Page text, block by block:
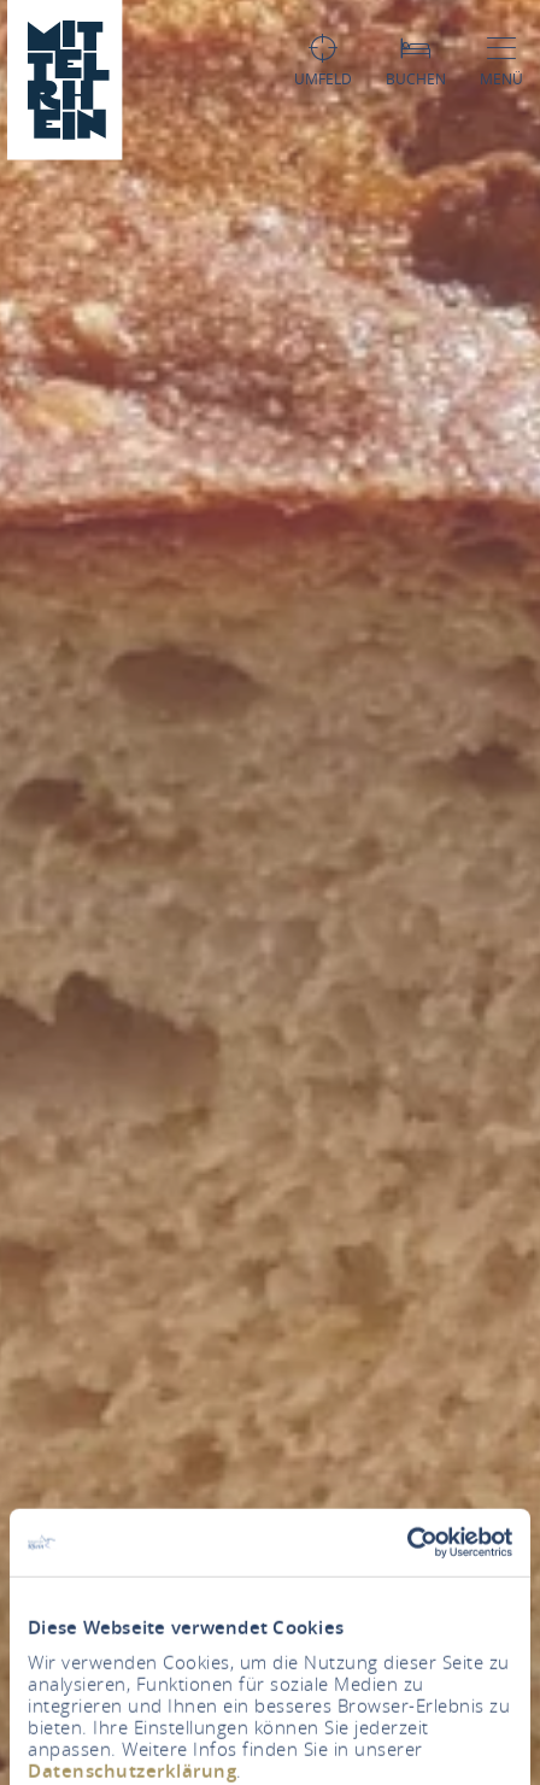
Diese Webseite verwendet Cookies
Wir verwenden Cookies, um die Nutzung dieser Seite zu
analysieren, Funktionen für soziale Medien zu
integrieren und Ihnen ein besseres Browser-Erlebnis zu
bieten. Ihre Einstellungen können Sie jederzeit
anpassen. Weitere Infos finden Sie in unserer
Datenschutzerklärung.
UMFELD BUCHEN MENÜ